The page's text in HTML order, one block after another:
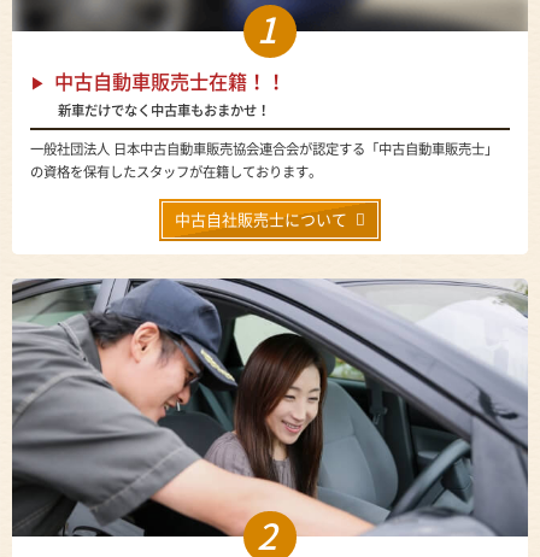
1
中古自動車販売士在籍！！
新車だけでなく中古車もおまかせ！
一般社団法人 日本中古自動車販売協会連合会が認定する「中古自動車販売士」
の資格を保有したスタッフが在籍しております。
中古自社販売士について
2